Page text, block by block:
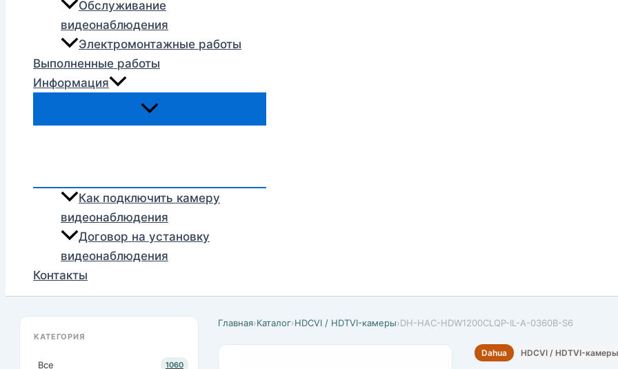
Обслуживание
видеонаблюдения
Электромонтажные работы
Выполненные работы
Информация
Как подключить камеру
видеонаблюдения
Договор на установку
видеонаблюдения
Контакты
КАТЕГОРИЯ
Все 1060
Главная›Каталог›HDCVI / HDTVI-камеры›DH-HAC-HDW1200CLQP-IL-A-0360B-S6
Dahua HDCVI / HDTVI-камеры